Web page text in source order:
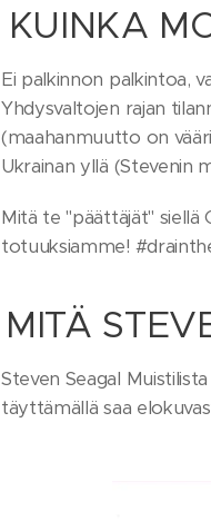
KUINKA
Ei palkinnon palkintoa,
Yhdysvaltojen rajan
(maahanmuutto on
Ukrainan yllä (Stevenin
Mitä te "päättäjät" siellä
totuuksiamme!
MITÄ
Steven Seagal
täyttämällä saa